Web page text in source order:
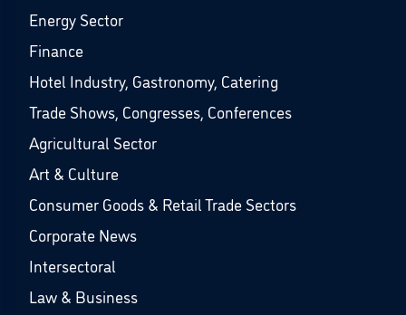
Energy Sector
Finance
Hotel Industry, Gastronomy, Catering
Trade Shows, Congresses, Conferences
Agricultural Sector
Art & Culture
Consumer Goods & Retail Trade Sectors
Corporate News
Intersectoral
Law & Business